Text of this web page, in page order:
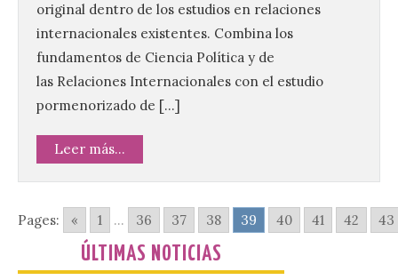
original dentro de los estudios en relaciones
internacionales existentes. Combina los
fundamentos de Ciencia Política y de
las Relaciones Internacionales con el estudio
pormenorizado de […]
Leer más...
Pages: « 1 ... 36 37 38 39 40 41 42 43
ÚLTIMAS NOTICIAS
El objetivo es que las
personas después de
hacer una cima acudan a
un comercio local para
de este modo también se colabora con el
comercio local sanabrés después de los
graves incendios de 2025. […]
Nace GEO-Arena: un
nuevo deporte creado en
la Universidad de León
para que nadie quede
fuera del juego